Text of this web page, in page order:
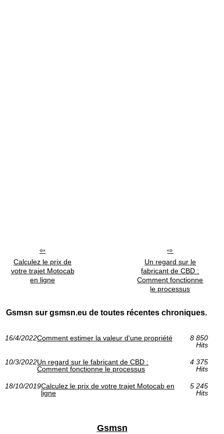
Calculez le prix de
votre trajet Motocab
en ligne
Un regard sur le
fabricant de CBD :
Comment fonctionne
le processus
Gsmsn sur gsmsn.eu de toutes récentes chroniques.
16/4/2022Comment estimer la valeur d'une propriété
8 850
Hits
10/3/2022Un regard sur le fabricant de CBD :
Comment fonctionne le processus
4 375
Hits
18/10/2019Calculez le prix de votre trajet Motocab en
ligne
5 245
Hits
Gsmsn